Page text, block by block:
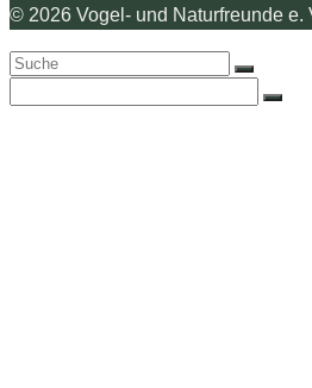
© 2026 Vogel- und Naturfreunde e.
Search